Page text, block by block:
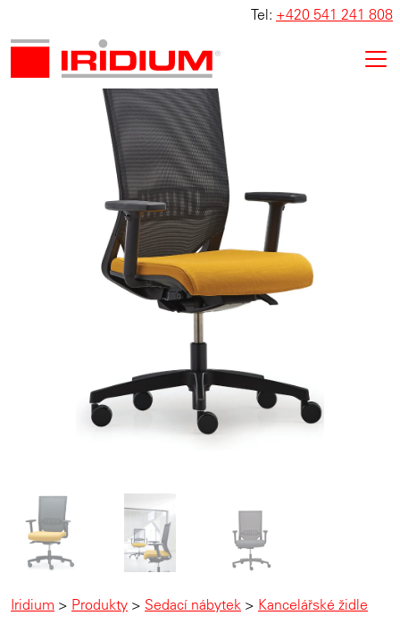
Tel: +420 541 241 808
Iridium > Produkty > Sedací nábytek > Kancelářské židle